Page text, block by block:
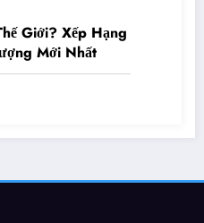
Giới? Xếp Hạng
Mới Nhất